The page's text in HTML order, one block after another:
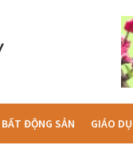
BẤT ĐỘNG SẢN GIÁO